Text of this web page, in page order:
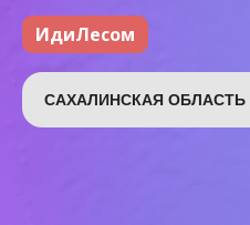
ИдиЛесом
САХАЛИНСКАЯ ОБЛАСТЬ